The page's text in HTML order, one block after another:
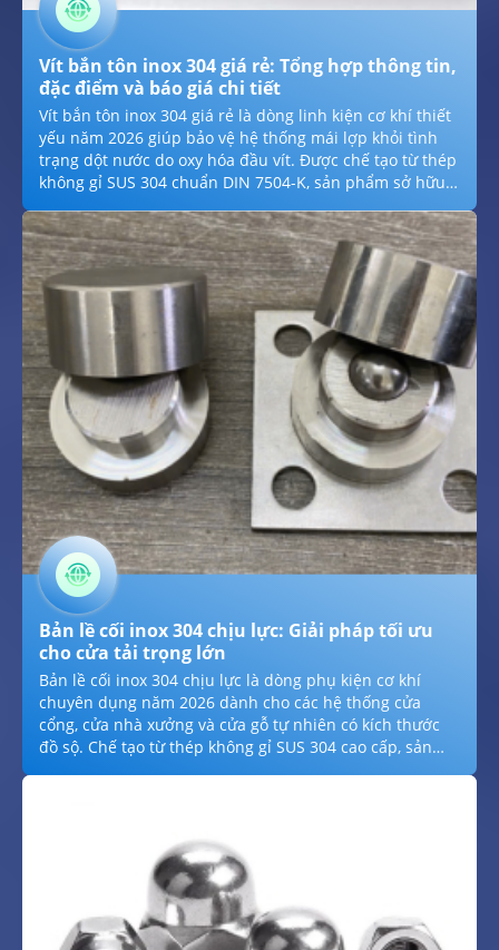
Vít bắn tôn inox 304 giá rẻ: Tổng hợp thông tin,
đặc điểm và báo giá chi tiết
Vít bắn tôn inox 304 giá rẻ là dòng linh kiện cơ khí thiết
yếu năm 2026 giúp bảo vệ hệ thống mái lợp khỏi tình
trạng dột nước do oxy hóa đầu vít. Được chế tạo từ thép
không gỉ SUS 304 chuẩn DIN 7504-K, sản phẩm sở hữu
bảo liên kết bền vững giữa tấm lợp và xà gồ. Với thiết kế
mũi tự khoan dạng đuôi cá sắc bén, vít cho phép xuyên
thủng xà gồ thép nhanh chóng, vừa giúp tiết kiệm thời
gian thi công, vừa nâng tầm thẩm mỹ và tuổi thọ cho các
công trình nhà xưởng, biệt thự hiện đại.
Bản lề cối inox 304 chịu lực: Giải pháp tối ưu
cho cửa tải trọng lớn
Bản lề cối inox 304 chịu lực là dòng phụ kiện cơ khí
chuyên dụng năm 2026 dành cho các hệ thống cửa
cổng, cửa nhà xưởng và cửa gỗ tự nhiên có kích thước
đồ sộ. Chế tạo từ thép không gỉ SUS 304 cao cấp, sản
bản lề đảm bảo sự vận hành mượt mà, bền bỉ ngay cả
trong môi trường khắc nghiệt như vùng ven biển hay
khu công nghiệp hóa chất.